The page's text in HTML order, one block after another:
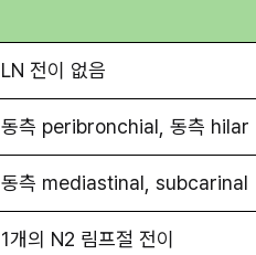
LN 전이 없음
동측 peribronchial, 동측 hilar
동측 mediastinal, subcarinal
1개의 N2 림프절 전이